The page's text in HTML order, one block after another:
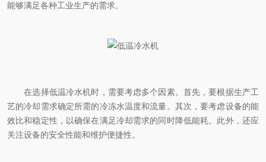
能够满足各种工业生产的需求。
在选择低温冷水机时，需要考虑多个因素。首先，要根据生产工
艺的冷却需求确定所需的冷冻水温度和流量。其次，要考虑设备的能
效比和稳定性，以确保在满足冷却需求的同时降低能耗。此外，还应
关注设备的安全性能和维护便捷性。